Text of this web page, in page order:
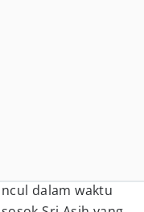
dalam waktu